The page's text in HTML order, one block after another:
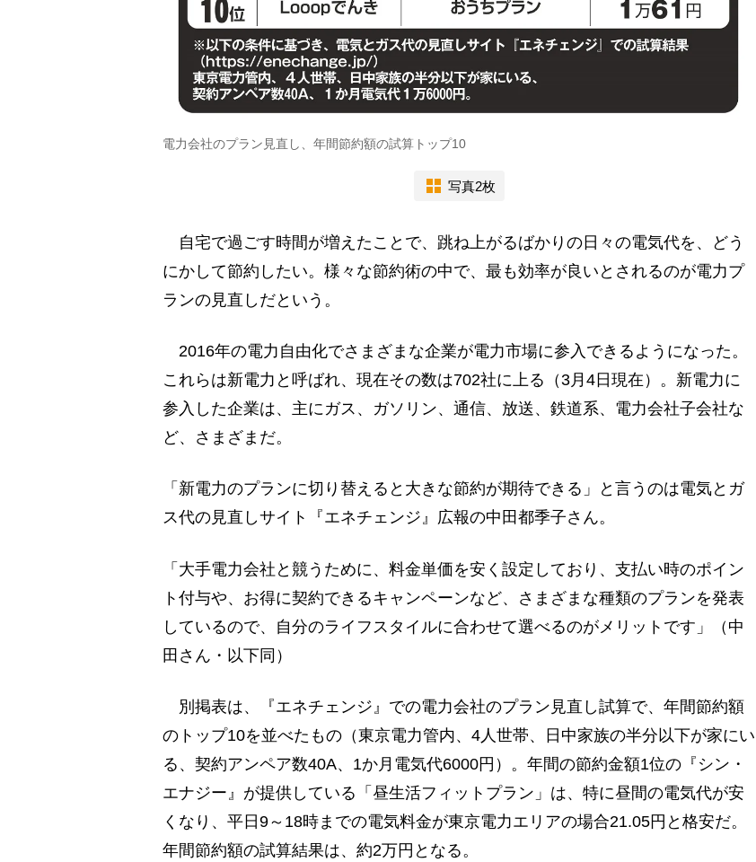
電力会社のプラン見直し、年間節約額の試算トップ10
写真2枚
自宅で過ごす時間が増えたことで、跳ね上がるばかりの日々の電気代を、どう
にかして節約したい。様々な節約術の中で、最も効率が良いとされるのが電力プ
ランの見直しだという。
2016年の電力自由化でさまざまな企業が電力市場に参入できるようになった。
これらは新電力と呼ばれ、現在その数は702社に上る（3月4日現在）。新電力に
参入した企業は、主にガス、ガソリン、通信、放送、鉄道系、電力会社子会社な
ど、さまざまだ。
「新電力のプランに切り替えると大きな節約が期待できる」と言うのは電気とガ
ス代の見直しサイト『エネチェンジ』広報の中田都季子さん。
「大手電力会社と競うために、料金単価を安く設定しており、支払い時のポイン
ト付与や、お得に契約できるキャンペーンなど、さまざまな種類のプランを発表
しているので、自分のライフスタイルに合わせて選べるのがメリットです」（中
田さん・以下同）
別掲表は、『エネチェンジ』での電力会社のプラン見直し試算で、年間節約額
のトップ10を並べたもの（東京電力管内、4人世帯、日中家族の半分以下が家にい
る、契約アンペア数40A、1か月電気代6000円）。年間の節約金額1位の『シン・
エナジー』が提供している「昼生活フィットプラン」は、特に昼間の電気代が安
くなり、平日9～18時までの電気料金が東京電力エリアの場合21.05円と格安だ。
年間節約額の試算結果は、約2万円となる。